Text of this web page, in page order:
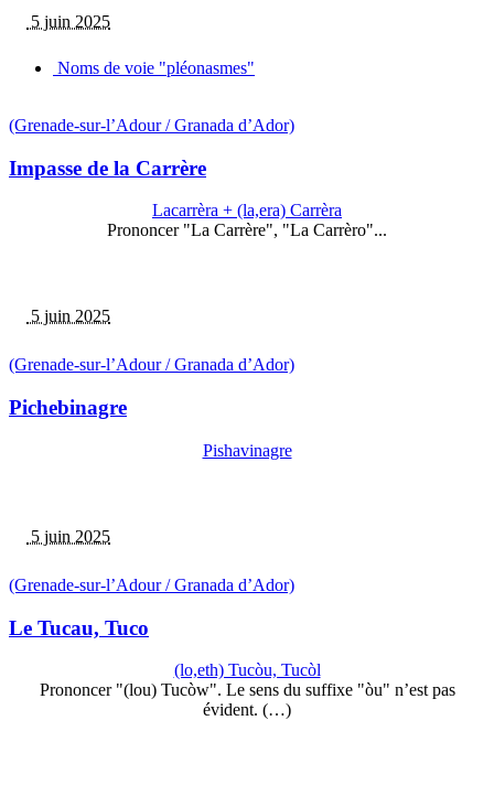
5 juin 2025
Noms de voie "pléonasmes"
(Grenade-sur-l’Adour / Granada d’Ador)
Impasse de la Carrère
Lacarrèra + (la,era) Carrèra
Prononcer "La Carrère", "La Carrèro"...
5 juin 2025
(Grenade-sur-l’Adour / Granada d’Ador)
Pichebinagre
Pishavinagre
5 juin 2025
(Grenade-sur-l’Adour / Granada d’Ador)
Le Tucau, Tuco
(lo,eth) Tucòu, Tucòl
Prononcer "(lou) Tucòw". Le sens du suffixe "òu" n’est pas
évident. (…)